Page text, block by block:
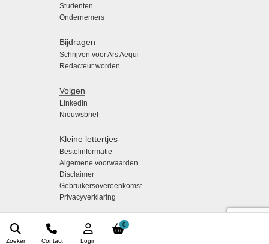
0
Login
Contact
Zoeken
Studenten
Ondernemers
Bijdragen
Schrijven voor Ars Aequi
Redacteur worden
Volgen
LinkedIn
Nieuwsbrief
Kleine lettertjes
Bestelinformatie
Algemene voorwaarden
Disclaimer
Gebruikersovereenkomst
Privacyverklaring